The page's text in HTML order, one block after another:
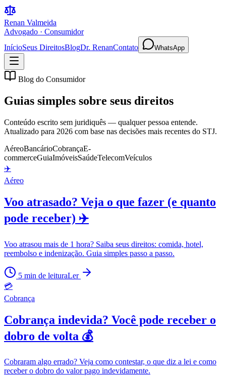
Renan Valmeida
Advogado · Consumidor
InícioSeus DireitosBlogDr. RenanContato WhatsApp
Blog do Consumidor
Guias simples sobre seus direitos
Conteúdo escrito sem juridiquês — qualquer pessoa entende.
Atualizado para 2026 com base nas decisões mais recentes do STJ.
AéreoBancárioCobrançaE-
commerceGuiaImóveisSaúdeTelecomVeículos
✈️
Aéreo
Voo atrasado? Veja o que fazer (e quanto
pode receber) ✈️
Voo atrasou mais de 1 hora? Saiba seus direitos: comida, hotel,
reembolso e indenização. Guia simples passo a passo.
5 min de leituraLer
💳
Cobrança
Cobrança indevida? Você pode receber o
dobro de volta 💰
Cobraram algo errado? Veja como contestar, o que diz a lei e como
receber o dobro do valor pago indevidamente.